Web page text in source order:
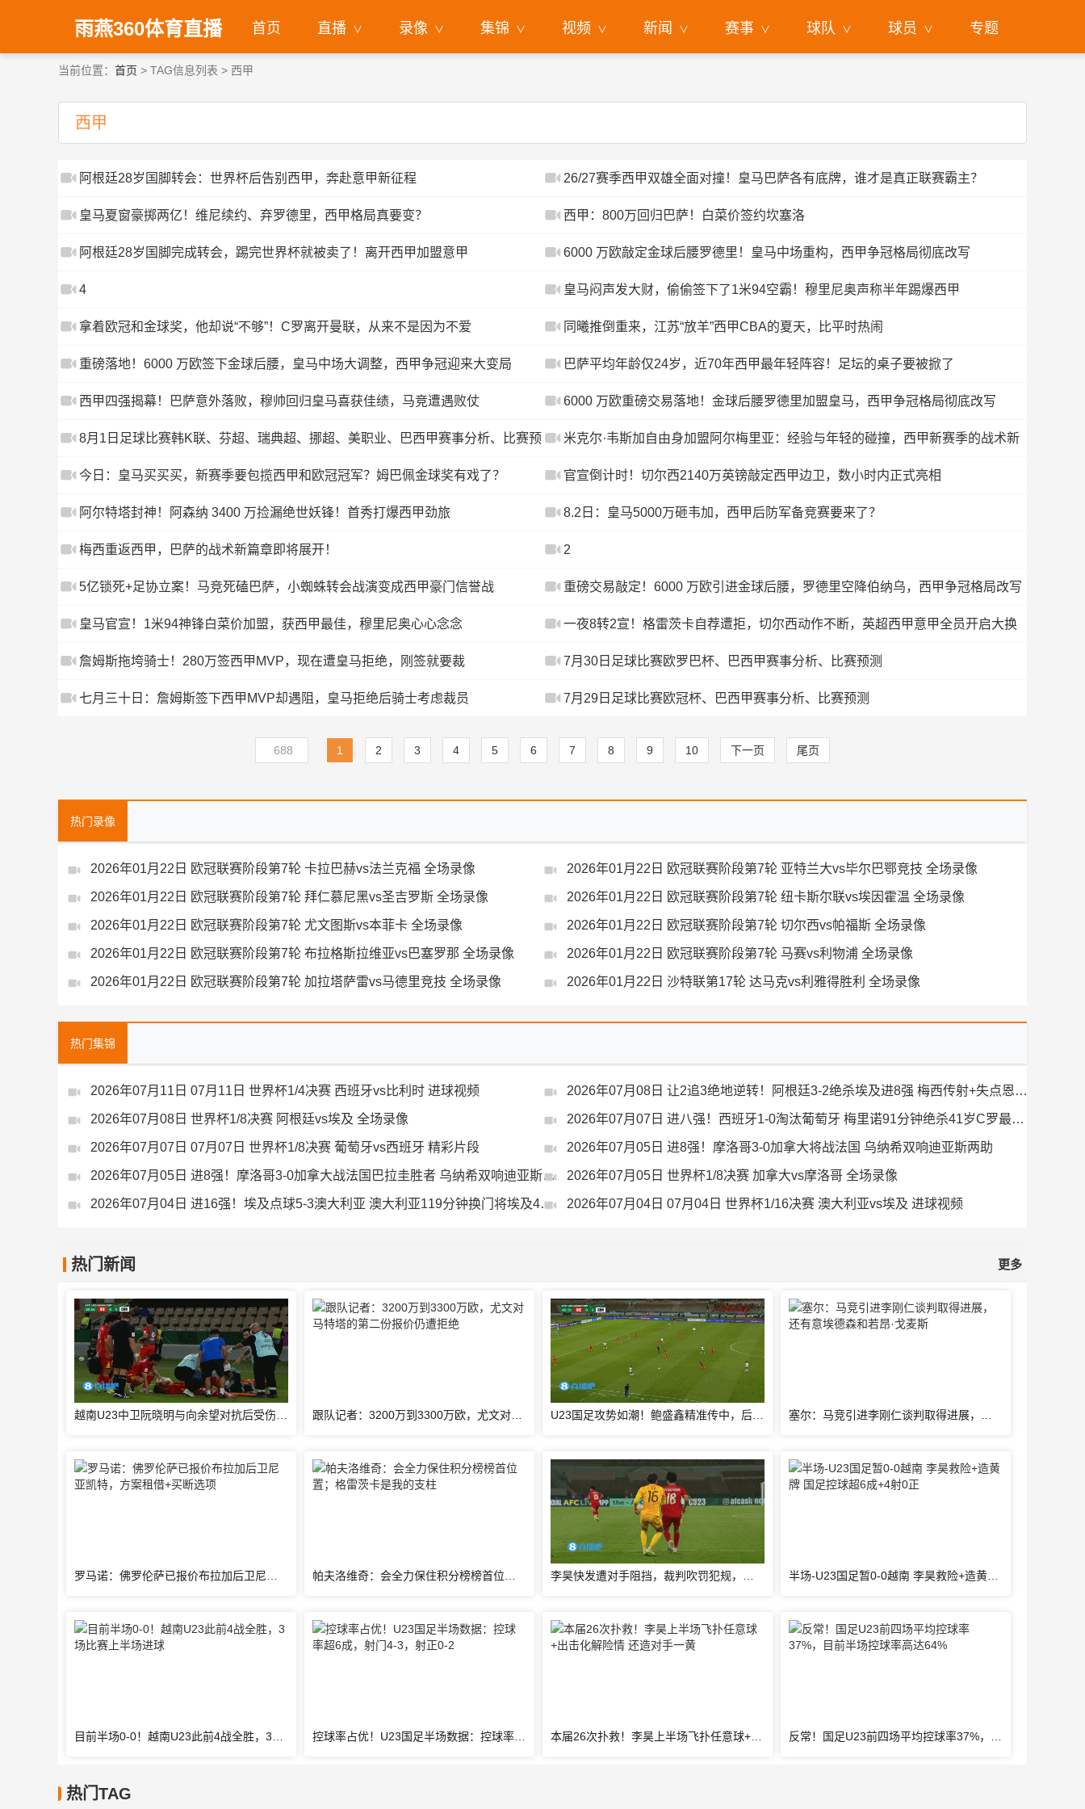
雨燕360体育直播 首页 直播 录像 集锦 视频 新闻 赛事 球队 球员 专题
当前位置： 首页 > TAG信息列表 > 西甲
西甲
阿根廷28岁国脚转会：世界杯后告别西甲，奔赴意甲新征程 26/27赛季西甲双雄全面对撞！皇马巴萨各有底牌，谁才是真正联赛霸主？
皇马夏窗豪掷两亿！维尼续约、弃罗德里，西甲格局真要变？ 西甲：800万回归巴萨！白菜价签约坎塞洛
阿根廷28岁国脚完成转会，踢完世界杯就被卖了！离开西甲加盟意甲 6000 万欧敲定金球后腰罗德里！皇马中场重构，西甲争冠格局彻底改写
4 皇马闷声发大财，偷偷签下了1米94空霸！穆里尼奥声称半年踢爆西甲
拿着欧冠和金球奖，他却说“不够”！C罗离开曼联，从来不是因为不爱 同曦推倒重来，江苏“放羊”西甲CBA的夏天，比平时热闹
重磅落地！6000 万欧签下金球后腰，皇马中场大调整，西甲争冠迎来大变局 巴萨平均年龄仅24岁，近70年西甲最年轻阵容！足坛的桌子要被掀了
西甲四强揭幕！巴萨意外落败，穆帅回归皇马喜获佳绩，马竞遭遇败仗 6000 万欧重磅交易落地！金球后腰罗德里加盟皇马，西甲争冠格局彻底改写
8月1日足球比赛韩K联、芬超、瑞典超、挪超、美职业、巴西甲赛事分析、比赛预
测
米克尔·韦斯加自由身加盟阿尔梅里亚：经验与年轻的碰撞，西甲新赛季的战术新
篇章
今日：皇马买买买，新赛季要包揽西甲和欧冠冠军？姆巴佩金球奖有戏了？ 官宣倒计时！切尔西2140万英镑敲定西甲边卫，数小时内正式亮相
阿尔特塔封神！阿森纳 3400 万捡漏绝世妖锋！首秀打爆西甲劲旅 8.2日：皇马5000万砸韦加，西甲后防军备竞赛要来了？
梅西重返西甲，巴萨的战术新篇章即将展开！ 2
5亿锁死+足协立案！马竞死磕巴萨，小蜘蛛转会战演变成西甲豪门信誉战 重磅交易敲定！6000 万欧引进金球后腰，罗德里空降伯纳乌，西甲争冠格局改写
皇马官宣！1米94神锋白菜价加盟，获西甲最佳，穆里尼奥心心念念 一夜8转2宣！格雷茨卡自荐遭拒，切尔西动作不断，英超西甲意甲全员开启大换
血
詹姆斯拖垮骑士！280万签西甲MVP，现在遭皇马拒绝，刚签就要裁 7月30日足球比赛欧罗巴杯、巴西甲赛事分析、比赛预测
七月三十日：詹姆斯签下西甲MVP却遇阻，皇马拒绝后骑士考虑裁员 7月29日足球比赛欧冠杯、巴西甲赛事分析、比赛预测
688 1 2 3 4 5 6 7 8 9 10 下一页 尾页
热门录像
2026年01月22日 欧冠联赛阶段第7轮 卡拉巴赫vs法兰克福 全场录像 2026年01月22日 欧冠联赛阶段第7轮 亚特兰大vs毕尔巴鄂竞技 全场录像
2026年01月22日 欧冠联赛阶段第7轮 拜仁慕尼黑vs圣吉罗斯 全场录像 2026年01月22日 欧冠联赛阶段第7轮 纽卡斯尔联vs埃因霍温 全场录像
2026年01月22日 欧冠联赛阶段第7轮 尤文图斯vs本菲卡 全场录像 2026年01月22日 欧冠联赛阶段第7轮 切尔西vs帕福斯 全场录像
2026年01月22日 欧冠联赛阶段第7轮 布拉格斯拉维亚vs巴塞罗那 全场录像 2026年01月22日 欧冠联赛阶段第7轮 马赛vs利物浦 全场录像
2026年01月22日 欧冠联赛阶段第7轮 加拉塔萨雷vs马德里竞技 全场录像 2026年01月22日 沙特联第17轮 达马克vs利雅得胜利 全场录像
热门集锦
2026年07月11日 07月11日 世界杯1/4决赛 西班牙vs比利时 进球视频 2026年07月08日 让2追3绝地逆转！阿根廷3-2绝杀埃及进8强 梅西传射+失点恩佐绝杀
2026年07月08日 世界杯1/8决赛 阿根廷vs埃及 全场录像 2026年07月07日 进八强！西班牙1-0淘汰葡萄牙 梅里诺91分钟绝杀41岁C罗最后一舞
2026年07月07日 07月07日 世界杯1/8决赛 葡萄牙vs西班牙 精彩片段 2026年07月05日 进8强！摩洛哥3-0加拿大将战法国 乌纳希双响迪亚斯两助
2026年07月05日 进8强！摩洛哥3-0加拿大战法国巴拉圭胜者 乌纳希双响迪亚斯两助 2026年07月05日 世界杯1/8决赛 加拿大vs摩洛哥 全场录像
2026年07月04日 进16强！埃及点球5-3澳大利亚 澳大利亚119分钟换门将埃及4罚全中 2026年07月04日 07月04日 世界杯1/16决赛 澳大利亚vs埃及 进球视频
热门新闻 更多
热门TAG